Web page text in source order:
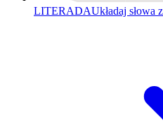
LITERADAUkładaj słowa